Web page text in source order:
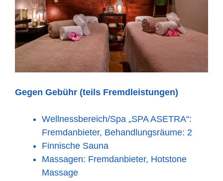
Gegen Gebühr (teils Fremdleistungen)
Wellnessbereich/Spa „SPA ASETRA“:
Fremdanbieter, Behandlungsräume: 2
Finnische Sauna
Massagen: Fremdanbieter, Hotstone
Massage